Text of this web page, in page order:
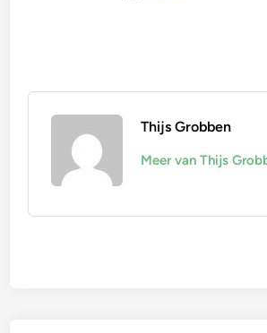
Thijs Grobben
Meer van Thijs